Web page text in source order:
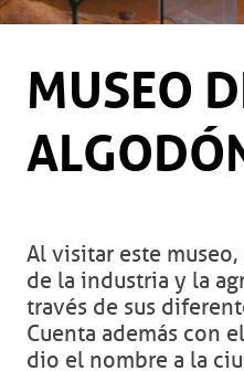
MUSEO
Al visitar este
de la industria y la
través de sus
Cuenta además con
dio el nombre a la